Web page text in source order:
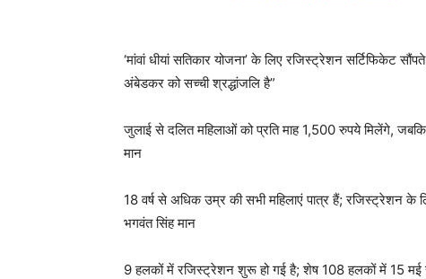
‘मांवां धीयां सतिकार योजना’ के लिए रजिस्ट्रेशन सर्टिफिकेट
अंबेडकर को सच्ची श्रद्धांजलि है”
जुलाई से दलित महिलाओं को प्रति माह 1,500 रुपये मिलेंगे,
मान
18 वर्ष से अधिक उम्र की सभी महिलाएं पात्र हैं; रजिस्ट्रेशन
भगवंत सिंह मान
9 हलकों में रजिस्ट्रेशन शुरू हो गई है; शेष 108 हलकों में 15 मई